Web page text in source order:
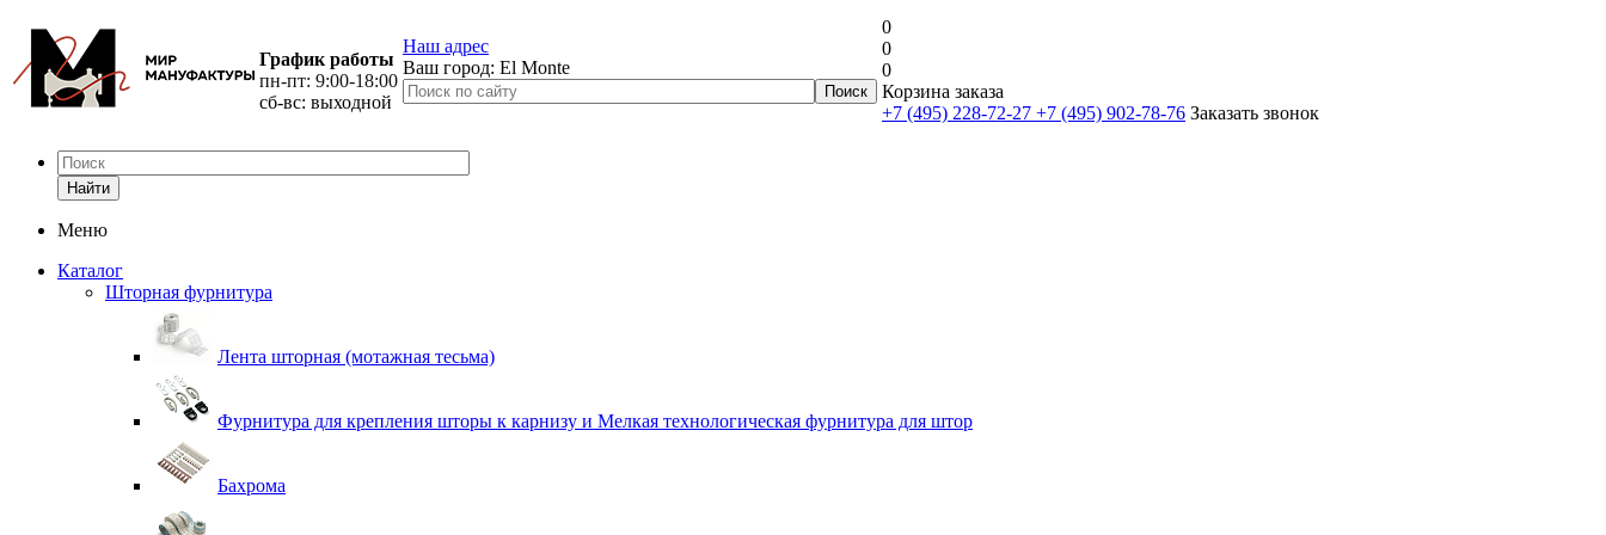
График работы
пн-пт: 9:00-18:00
сб-вс: выходной
Наш адрес
Ваш город: El Monte
0
0
0
Корзина заказа
+7 (495) 228-72-27 +7 (495) 902-78-76 Заказать звонок
Найти
Меню
Каталог
Шторная фурнитура
Лента шторная (мотажная тесьма)
Фурнитура для крепления шторы к карнизу и Мелкая технологическая фурнитура для штор
Бахрома